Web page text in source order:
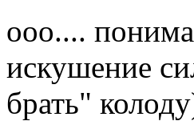
ооо....
искушение
брать"